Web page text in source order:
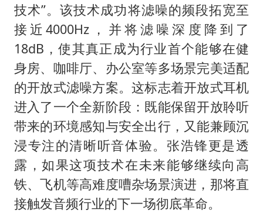
技术”。该技术成功将滤噪的频段拓宽至
接近4000Hz，并将滤噪深度降到了
18dB，使其真正成为行业首个能够在健
身房、咖啡厅、办公室等多场景完美适配
的开放式滤噪方案。这标志着开放式耳机
进入了一个全新阶段：既能保留开放聆听
带来的环境感知与安全出行，又能兼顾沉
浸专注的清晰听音体验。张浩锋更是透
露，如果这项技术在未来能够继续向高
铁、飞机等高难度嘈杂场景演进，那将直
接触发音频行业的下一场彻底革命。